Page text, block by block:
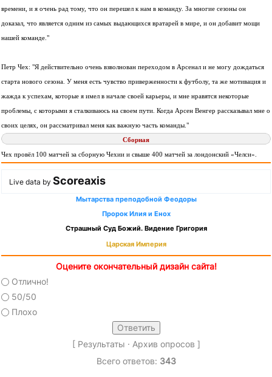
времени, и я очень рад тому, что он перешел к нам в команду. За многие сезоны он
доказал, что является одним из самых выдающихся вратарей в мире, и он добавит мощи
нашей команде."
Петр Чех: "Я действительно очень взволнован переходом в Арсенал и не могу дождаться
старта нового сезона. У меня есть чувство приверженности к футболу, та же мотивация и
жажда к успехам, которые я имел в начале своей карьеры, и мне нравятся некоторые
проблемы, с которыми я сталкиваюсь на своем пути. Когда Арсен Венгер рассказывал мне о
своих целях, он рассматривал меня как важную часть команды."
Сборная
Чех провёл 100 матчей за сборную Чехии и свыше 400 матчей за лондонский «Челси».
Live data by Scoreaxis
Мытарства преподобной Феодоры
Пророк Илия и Енох
Страшный Суд Божий. Видение Григория
Царская Империя
Оцените окончательный дизайн сайта!
Отлично!
50/50
Плохо
[ Результаты · Архив опросов ]
Всего ответов: 343